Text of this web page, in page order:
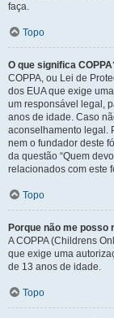
faça.
Topo
O que significa
COPPA, ou Lei de
dos EUA que exige
um responsável legal,
anos de idade. Caso
aconselhamento legal.
nem o fundador deste
da questão “Quem
relacionados com este
Topo
Porque não me posso
A COPPA (Childrens
que exige uma
de 13 anos de idade.
Topo